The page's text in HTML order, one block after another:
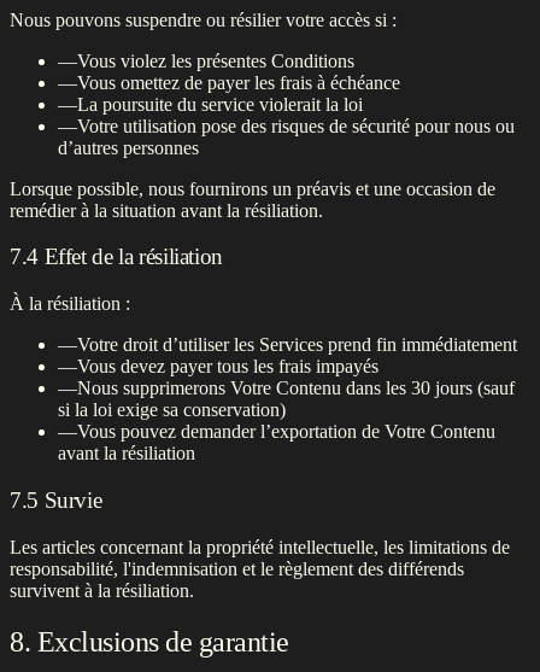
Nous pouvons suspendre ou résilier votre accès si :
—Vous violez les présentes Conditions
—Vous omettez de payer les frais à échéance
—La poursuite du service violerait la loi
—Votre utilisation pose des risques de sécurité pour nous ou
d’autres personnes
Lorsque possible, nous fournirons un préavis et une occasion de
remédier à la situation avant la résiliation.
7.4 Effet de la résiliation
À la résiliation :
—Votre droit d’utiliser les Services prend fin immédiatement
—Vous devez payer tous les frais impayés
—Nous supprimerons Votre Contenu dans les 30 jours (sauf
si la loi exige sa conservation)
—Vous pouvez demander l’exportation de Votre Contenu
avant la résiliation
7.5 Survie
Les articles concernant la propriété intellectuelle, les limitations de
responsabilité, l'indemnisation et le règlement des différends
survivent à la résiliation.
8. Exclusions de garantie